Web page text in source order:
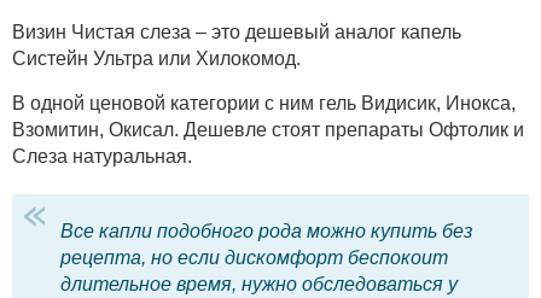
Визин Чистая слеза – это дешевый аналог капель
Систейн Ультра или Хилокомод.
В одной ценовой категории с ним гель Видисик, Инокса,
Взомитин, Окисал. Дешевле стоят препараты Офтолик и
Слеза натуральная.
Все капли подобного рода можно купить без
рецепта, но если дискомфорт беспокоит
длительное время, нужно обследоваться у